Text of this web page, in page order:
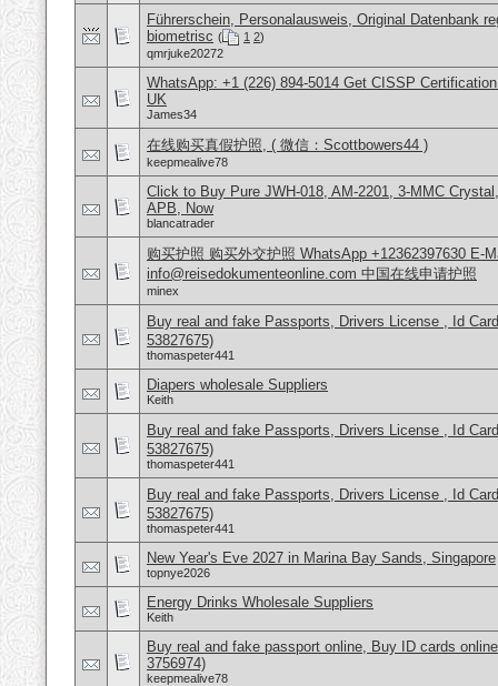
Führerschein, Personalausweis, Original Datenbank
biometrisc ( 1 2)
qmrjuke20272
WhatsApp: +1 (226) 894-5014​ Get CISSP
UK
James34
在线购买真假护照, ( 微信：Scottbowers44 )
keepmealive78
Click to Buy Pure JWH-018, AM-2201, 3-MMC
APB, Now
blancatrader
购买护照 购买外交护照 WhatsApp +12362397630 E-
info@reisedokumenteonline.com 中国在线申请护照
minex
Buy real and fake Passports, Drivers License , Id
53827675)
thomaspeter441
Diapers wholesale Suppliers
Keith
Buy real and fake Passports, Drivers License , Id
53827675)
thomaspeter441
Buy real and fake Passports, Drivers License , Id
53827675)
thomaspeter441
New Year's Eve 2027 in Marina Bay Sands, Singapore
topnye2026
Energy Drinks Wholesale Suppliers
Keith
Buy real and fake passport online, Buy ID cards
3756974)
keepmealive78